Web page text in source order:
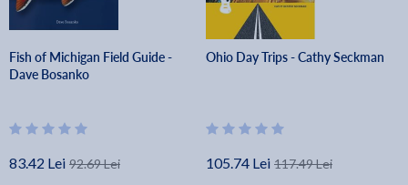
Fish of Michigan Field Guide -
Dave Bosanko
83.42 Lei 92.69 Lei
Ohio Day Trips - Cathy Seckman
105.74 Lei 117.49 Lei